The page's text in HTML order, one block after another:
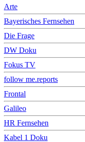
Arte
Bayerisches Fernsehen
Die Frage
DW Doku
Fokus TV
follow me.reports
Frontal
Galileo
HR Fernsehen
Kabel 1 Doku